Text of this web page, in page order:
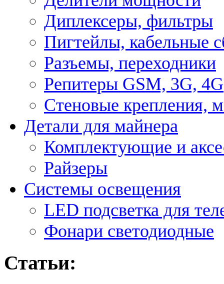
Диплексеры, фильтры
Пигтейлы, кабельные
Разъемы, переходники
Репитеры GSM, 3G, 4G
Стеновые крепления,
Детали для майнера
Комплектующие и
Райзеры
Системы освещения
LED подсветка для
Фонари светодиодные
Статьи: